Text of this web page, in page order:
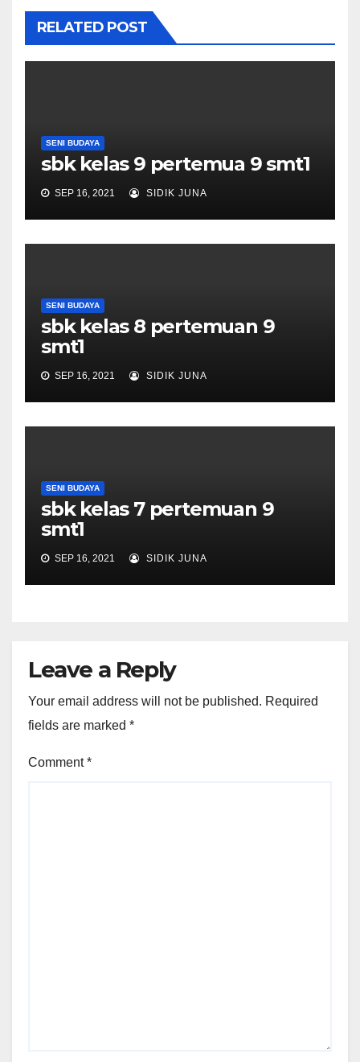
RELATED POST
SENI BUDAYA
sbk kelas 9 pertemua 9 smt1
SEP 16, 2021 SIDIK JUNA
SENI BUDAYA
sbk kelas 8 pertemuan 9
smt1
SEP 16, 2021 SIDIK JUNA
SENI BUDAYA
sbk kelas 7 pertemuan 9
smt1
SEP 16, 2021 SIDIK JUNA
Leave a Reply
Your email address will not be published. Required
fields are marked *
Comment*